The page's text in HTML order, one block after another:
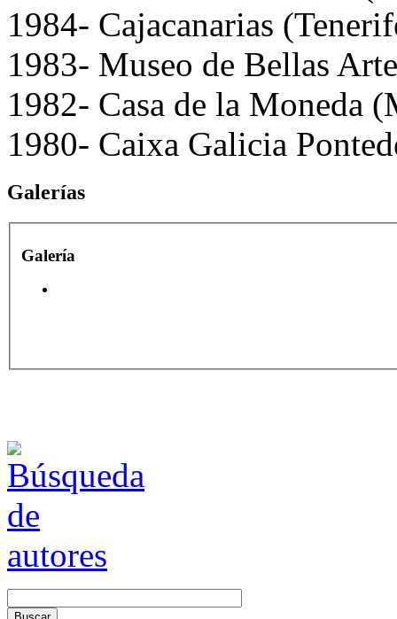
1984- Cajacanarias
1983- Museo de Bellas
1982- Casa de la Moneda
1980- Caixa Galicia
Galerías
Galería